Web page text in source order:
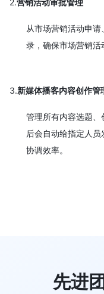
2.营销活动审批管理
从市场营销活动申
录，确保市场营销活
3.新媒体播客内容创作管
管理所有内容选题
后会自动给指定人
协调效率。
先进